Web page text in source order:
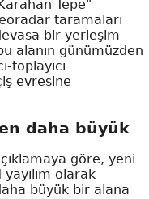
Tepe"
taramaları
bir yerleşim
alanın günümüzden
toplayıcı
evresine
daha büyük
göre, yeni
olarak
büyük bir alana